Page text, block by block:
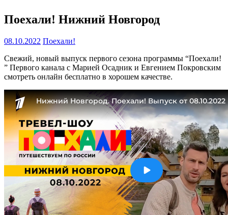
Поехали! Нижний Новгород
08.10.2022 Поехали!
Свежий, новый выпуск первого сезона программы “Поехали!
” Первого канала с Марией Осадник и Евгением Покровским
смотреть онлайн бесплатно в хорошем качестве.